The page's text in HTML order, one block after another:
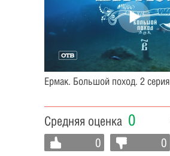
Ермак. Большой поход. 2 серия
Средняя оценка 0
0 0